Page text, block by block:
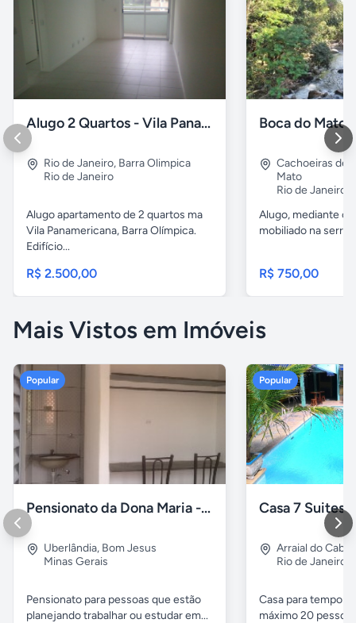
Alugo 2 Quartos - Vila Panamericana
Rio de Janeiro, Barra Olimpica
Rio de Janeiro
Alugo apartamento de 2 quartos ma
Vila Panamericana, Barra Olímpica.
Edifício...
R$ 2.500,00
Cachoeiras de
Mato
Rio de Janeiro
Alugo, mediante
mobiliado na serra
R$ 750,00
Mais Vistos em Imóveis
Popular
Pensionato da Dona Maria - Uberlândia/MG
Uberlândia, Bom Jesus
Minas Gerais
Pensionato para pessoas que estão
planejando trabalhar ou estudar em...
Popular
Arraial do Cabo
Rio de Janeiro
Casa para
máximo 20